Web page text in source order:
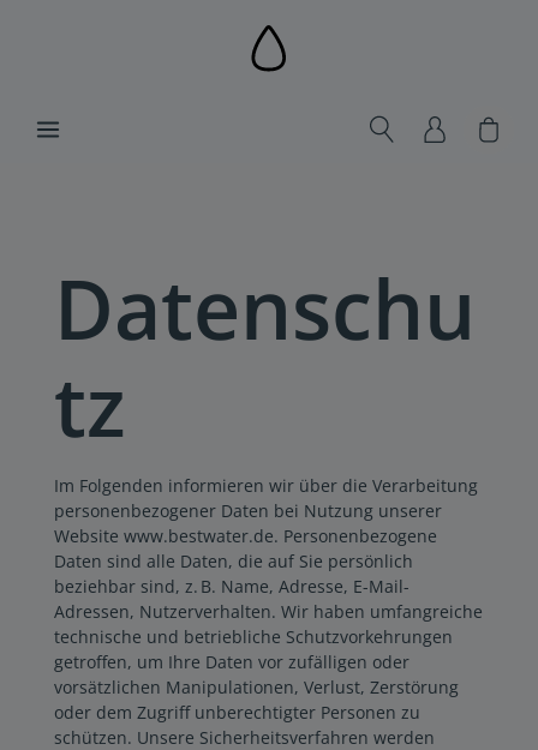
Datenschu
tz
Im Folgenden informieren wir über die Verarbeitung
personenbezogener Daten bei Nutzung unserer
Website www.bestwater.de. Personenbezogene
Daten sind alle Daten, die auf Sie persönlich
beziehbar sind, z. B. Name, Adresse, E-Mail-
Adressen, Nutzerverhalten. Wir haben umfangreiche
technische und betriebliche Schutzvorkehrungen
getroffen, um Ihre Daten vor zufälligen oder
vorsätzlichen Manipulationen, Verlust, Zerstörung
oder dem Zugriff unberechtigter Personen zu
schützen. Unsere Sicherheitsverfahren werden